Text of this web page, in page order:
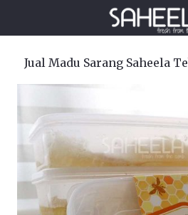
Jual Madu Sarang Saheela